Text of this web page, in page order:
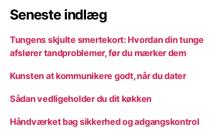
Seneste indlæg
Tungens skjulte smertekort: Hvordan din tunge
afslører tandproblemer, før du mærker dem
Kunsten at kommunikere godt, når du dater
Sådan vedligeholder du dit køkken
Håndværket bag sikkerhed og adgangskontrol